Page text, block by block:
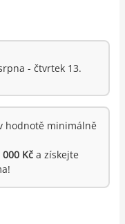
- čtvrtek 13.
hodnotě minimálně
000 Kča získejte